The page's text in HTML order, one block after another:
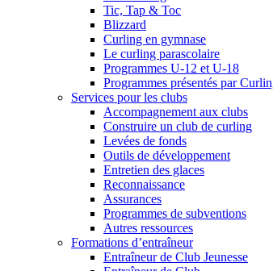
Tic, Tap & Toc
Blizzard
Curling en gymnase
Le curling parascolaire
Programmes U-12 et U-18
Programmes présentés par
Services pour les clubs
Accompagnement aux clubs
Construire un club de curling
Levées de fonds
Outils de développement
Entretien des glaces
Reconnaissance
Assurances
Programmes de subventions
Autres ressources
Formations d’entraîneur
Entraîneur de Club Jeunesse